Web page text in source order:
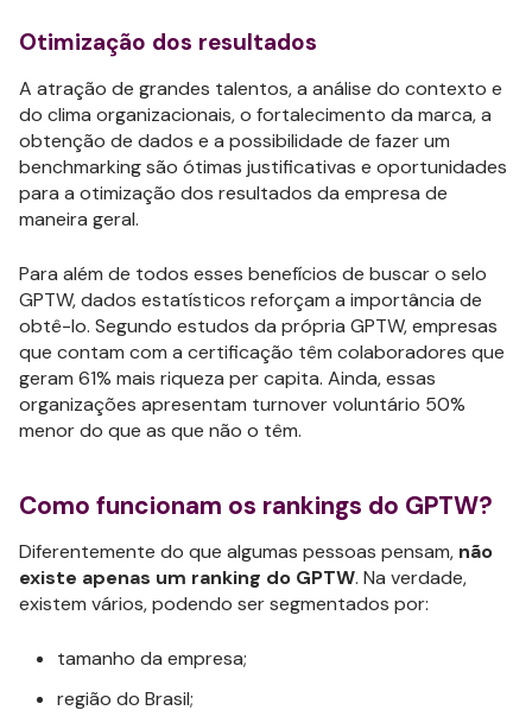
Otimização dos resultados
A atração de grandes talentos, a análise do contexto e
do clima organizacionais, o fortalecimento da marca, a
obtenção de dados e a possibilidade de fazer um
benchmarking são ótimas justificativas e oportunidades
para a otimização dos resultados da empresa de
maneira geral.
Para além de todos esses benefícios de buscar o selo
GPTW, dados estatísticos reforçam a importância de
obtê-lo. Segundo estudos da própria GPTW, empresas
que contam com a certificação têm colaboradores que
geram 61% mais riqueza per capita. Ainda, essas
organizações apresentam turnover voluntário 50%
menor do que as que não o têm.
Como funcionam os rankings do GPTW?
Diferentemente do que algumas pessoas pensam, não
existe apenas um ranking do GPTW. Na verdade,
existem vários, podendo ser segmentados por:
tamanho da empresa;
região do Brasil;